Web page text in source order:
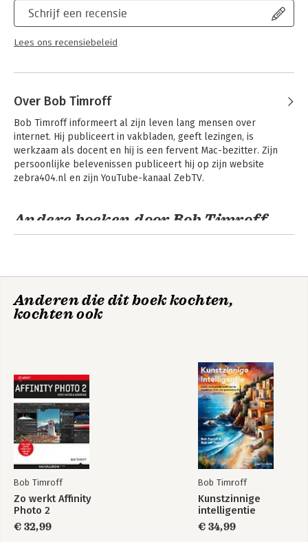
Schrijf een recensie
Lees ons recensiebeleid
Over Bob Timroff
Bob Timroff informeert al zijn leven lang mensen over
internet. Hij publiceert in vakbladen, geeft lezingen, is
werkzaam als docent en hij is een fervent Mac-bezitter. Zijn
persoonlijke belevenissen publiceert hij op zijn website
zebra404.nl en zijn YouTube-kanaal ZebTV.
Andere boeken door Bob Timroff
Zo werkt Affinity
Photo 2
Aan de slag met je
mac in 100 stappen
Anderen die dit boek kochten,
kochten ook
Bob Timroff
Zo werkt Affinity
Photo 2
€ 32,99
Bob Timroff
Kunstzinnige
intelligentie
€ 34,99